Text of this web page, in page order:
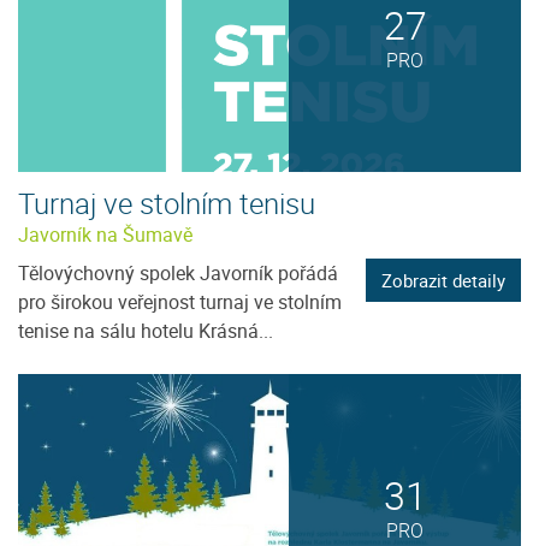
27
PRO
Turnaj ve stolním tenisu
Javorník na Šumavě
Tělovýchovný spolek Javorník pořádá
pro širokou veřejnost turnaj ve stolním
tenise na sálu hotelu Krásná...
Zobrazit detaily
31
PRO